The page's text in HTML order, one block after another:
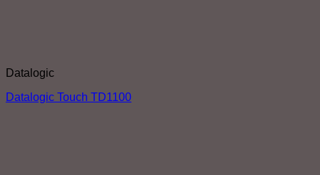
Datalogic
Datalogic Touch TD1100